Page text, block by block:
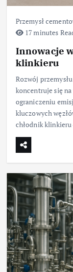
Przemysł
17 minutes
Innowacje
klinkieru
Rozwój
koncentruje się
ograniczeniu
kluczowych
chłodnik